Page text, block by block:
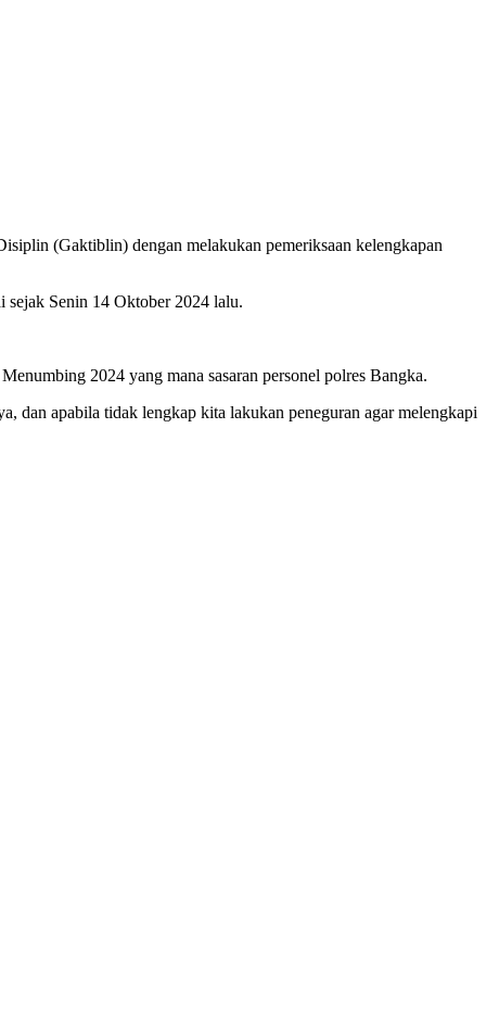
(Gaktiblin) dengan melakukan pemeriksaan kelengkapan
Senin 14 Oktober 2024 lalu.
2024 yang mana sasaran personel polres Bangka.
dan apabila tidak lengkap kita lakukan peneguran agar melengkapi